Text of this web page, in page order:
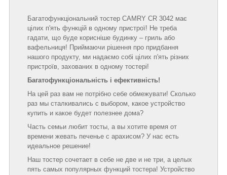
Багатофункціональний тостер CAMRY CR 3042 має
цілих п'ять функцій в одному пристрої! Не треба
гадати, що буде корисніше будинку – гриль або
вафельниця! Приймаючи рішення про придбання
нашого продукту, ми надаємо собі цілих п'ять різних
пристроїв, захованих в одному тостері!
Багатофункціональність і ефективність!
На цей раз вам не потрібно себе обмежувати! Сколько
раз мы сталкивались с выбором, какое устройство
купить и какое будет полезнее дома?
Часть семьи любит тосты, а вы хотите время от
времени жевать печенье с арахисом? У нас есть
идеальное решение!
Наш тостер сочетает в себе не две и не три, а целых
пять самых популярных функций тостера! Устройство